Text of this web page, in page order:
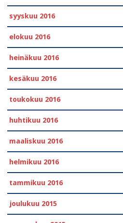
syyskuu 2016
elokuu 2016
heinäkuu 2016
kesäkuu 2016
toukokuu 2016
huhtikuu 2016
maaliskuu 2016
helmikuu 2016
tammikuu 2016
joulukuu 2015